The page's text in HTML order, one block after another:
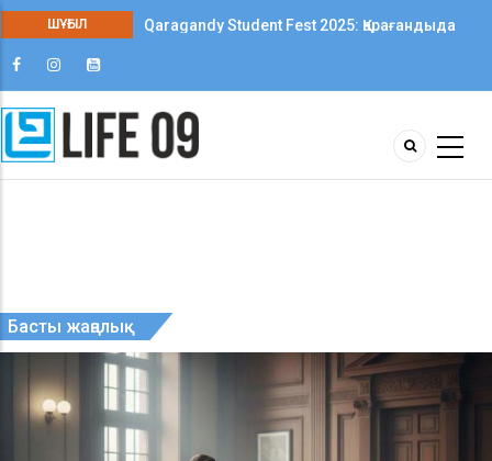
ШҰҒЫЛ
колледж студенттері арасында алғаш рет
Басты жаңалық
Ұлттық архивінің ұжымы мен ардагерлерін 20
жылдық мерейтоймен құттықтады